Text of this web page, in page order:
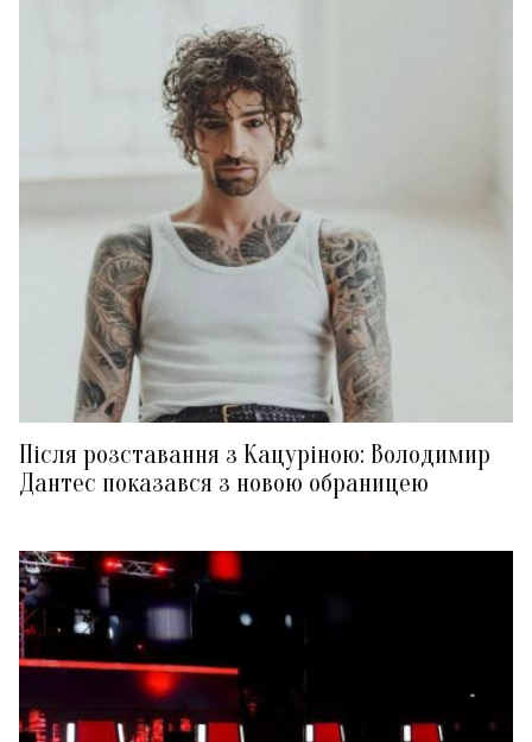
Після розставання з Кацуріною: Володимир
Дантес показався з новою обраницею